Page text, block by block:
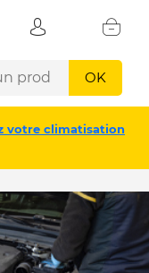
OK
votre climatisation